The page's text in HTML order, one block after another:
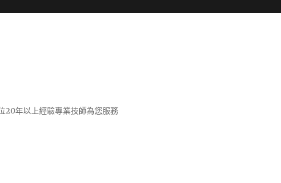
20年以上經驗專業技師為您服務